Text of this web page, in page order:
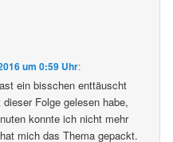
um 0:59 Uhr:
ein bisschen enttäuscht
Folge gelesen habe,
konnte ich nicht mehr
mich das Thema gepackt.